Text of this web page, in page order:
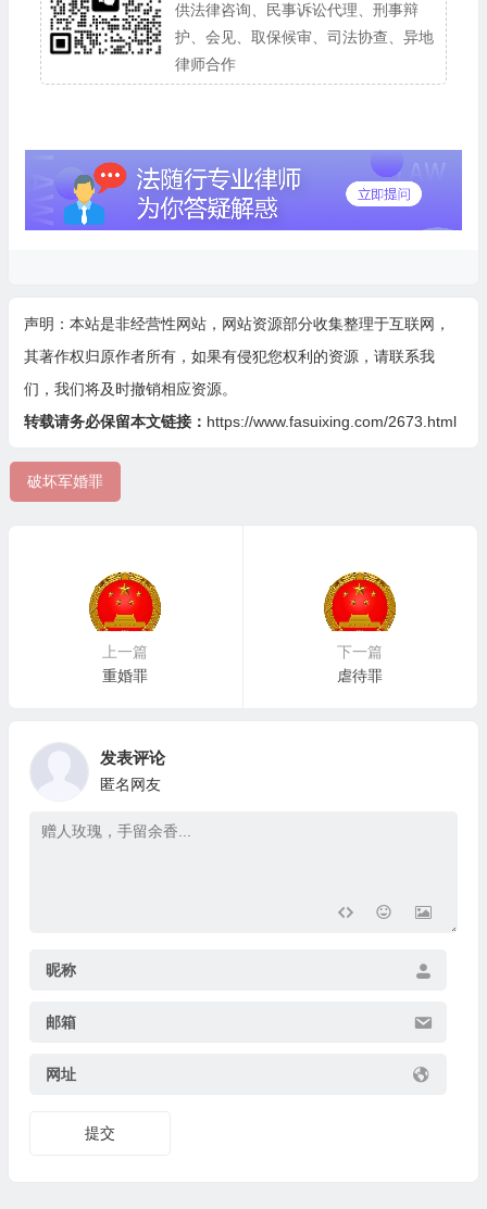
供法律咨询、民事诉讼代理、刑事辩
护、会见、取保候审、司法协查、异地
律师合作
声明：本站是非经营性网站，网站资源部分收集整理于互联网，
其著作权归原作者所有，如果有侵犯您权利的资源，请联系我
们，我们将及时撤销相应资源。
转载请务必保留本文链接： https://www.fasuixing.com/2673.html
破坏军婚罪
上一篇
重婚罪
下一篇
虐待罪
发表评论
匿名网友
昵称
邮箱
网址
提交